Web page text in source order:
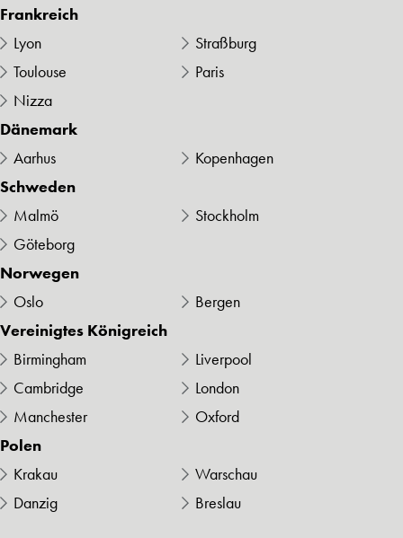
Frankreich
Lyon
Straßburg
Toulouse
Paris
Nizza
Dänemark
Aarhus
Kopenhagen
Schweden
Malmö
Stockholm
Göteborg
Norwegen
Oslo
Bergen
Vereinigtes Königreich
Birmingham
Liverpool
Cambridge
London
Manchester
Oxford
Polen
Krakau
Warschau
Danzig
Breslau